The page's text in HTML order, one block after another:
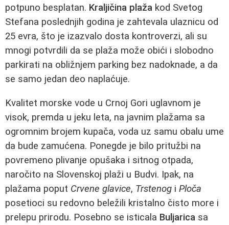
potpuno besplatan. Kraljičina plaža kod Svetog
Stefana poslednjih godina je zahtevala ulaznicu od
25 evra, što je izazvalo dosta kontroverzi, ali su
mnogi potvrdili da se plaža može obići i slobodno
parkirati na obližnjem parking bez nadoknade, a da
se samo jedan deo naplaćuje.
Kvalitet morske vode u Crnoj Gori uglavnom je
visok, premda u jeku leta, na javnim plažama sa
ogromnim brojem kupača, voda uz samu obalu ume
da bude zamućena. Ponegde je bilo pritužbi na
povremeno plivanje opušaka i sitnog otpada,
naročito na Slovenskoj plaži u Budvi. Ipak, na
plažama poput Crvene glavice, Trstenog i Ploča
posetioci su redovno beležili kristalno čisto more i
prelepu prirodu. Posebno se isticala Buljarica sa